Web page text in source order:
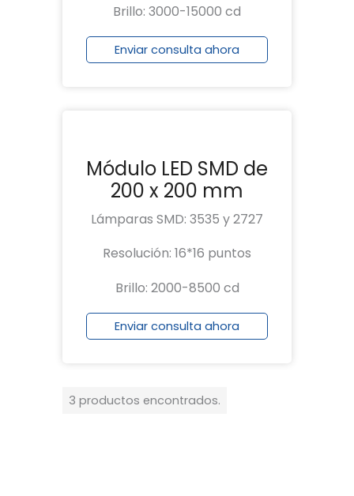
Brillo: 3000-15000 cd
Enviar consulta ahora
Módulo LED SMD de
200 x 200 mm
Lámparas SMD: 3535 y 2727
Resolución: 16*16 puntos
Brillo: 2000-8500 cd
Enviar consulta ahora
3 productos encontrados.